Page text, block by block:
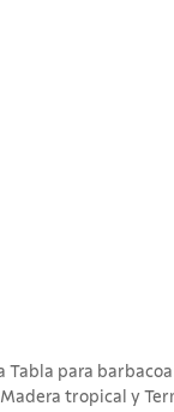
para
tropical y